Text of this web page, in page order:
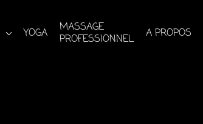
YOGA
MASSAGE
PROFESSIONNEL
A PROPOS